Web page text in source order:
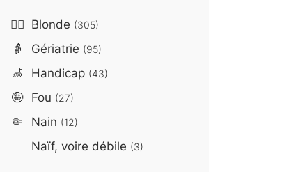
👱‍♀️ Blonde (305)
👵 Gériatrie (95)
🦽 Handicap (43)
🤪 Fou (27)
🤏 Nain (12)
Naïf, voire débile (3)